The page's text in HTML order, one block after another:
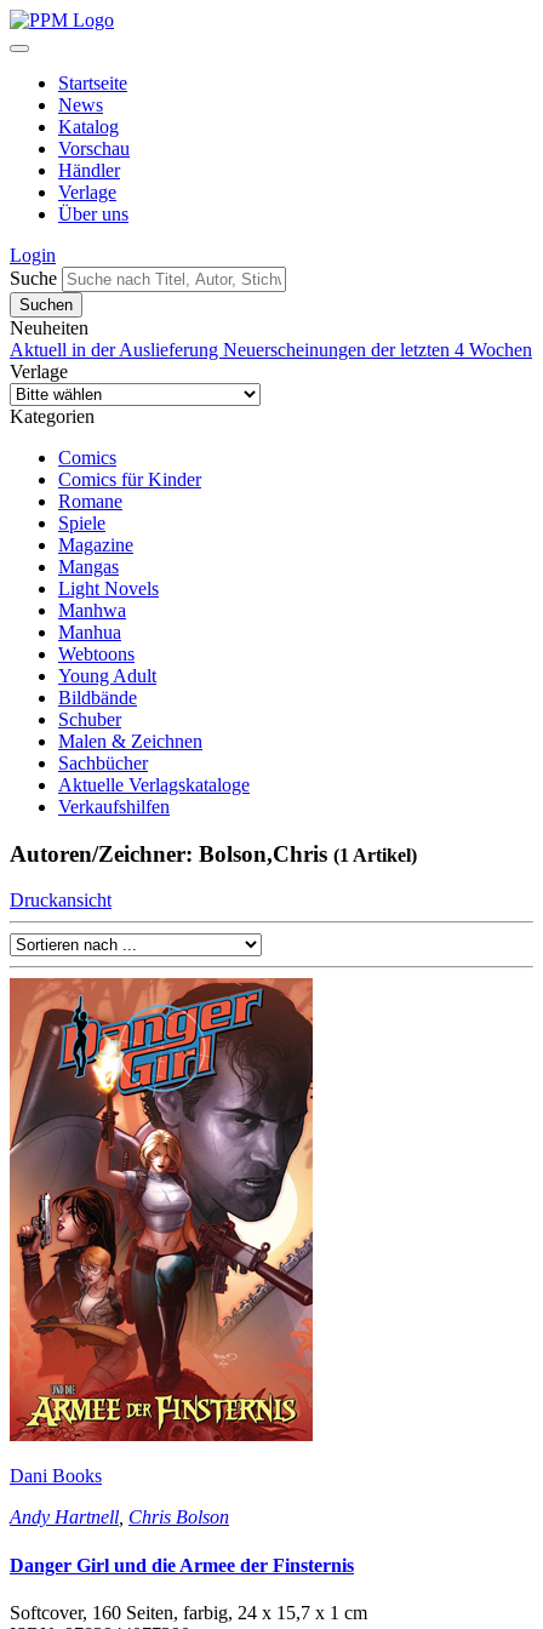
Startseite
News
Katalog
Vorschau
Händler
Verlage
Über uns
Login
Suche
Neuheiten
Aktuell in der Auslieferung Neuerscheinungen der letzten 4 Wochen
Verlage
Kategorien
Comics
Comics für Kinder
Romane
Spiele
Magazine
Mangas
Light Novels
Manhwa
Manhua
Webtoons
Young Adult
Bildbände
Schuber
Malen & Zeichnen
Sachbücher
Aktuelle Verlagskataloge
Verkaufshilfen
Autoren/Zeichner: Bolson,Chris (1 Artikel)
Druckansicht
Dani Books
Andy Hartnell, Chris Bolson
Danger Girl und die Armee der Finsternis
Softcover, 160 Seiten, farbig, 24 x 15,7 x 1 cm